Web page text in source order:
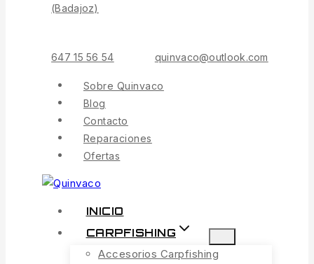
(Badajoz)
647 15 56 54 quinvaco@outlook.com
Sobre Quinvaco
Blog
Contacto
Reparaciones
Ofertas
INICIO
CARPFISHING
Accesorios Carpfishing